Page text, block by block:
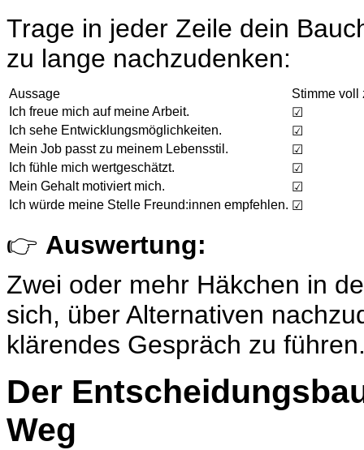
Trage in jeder Zeile dein
zu lange nachzudenken:
Aussage
Stimme voll
Ich freue mich auf meine Arbeit.
☑
Ich sehe Entwicklungsmöglichkeiten.
☑
Mein Job passt zu meinem Lebensstil.
☑
Ich fühle mich wertgeschätzt.
☑
Mein Gehalt motiviert mich.
☑
Ich würde meine Stelle Freund:innen empfehlen. ☑
👉 Auswertung:
Zwei oder mehr Häkchen in
sich, über Alternativen
klärendes Gespräch zu
Der
Weg